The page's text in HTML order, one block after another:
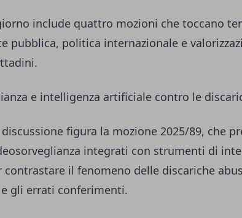
include quattro mozioni che toccano
pubblica, politica internazionale e
e intelligenza artificiale contro le
figura la mozione 2025/89, che
integrati con strumenti di
contrastare il fenomeno delle discariche
gli errati conferimenti.